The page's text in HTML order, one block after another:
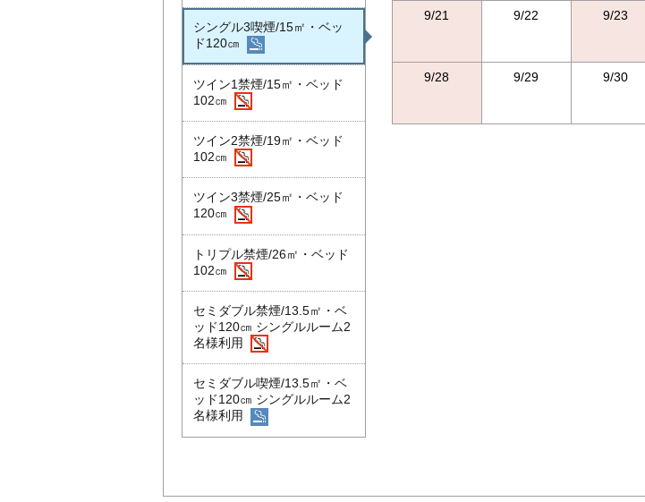
シングル3喫煙/15㎡・ベッ
ド120㎝
ツイン1禁煙/15㎡・ベッド
102㎝
ツイン2禁煙/19㎡・ベッド
102㎝
ツイン3禁煙/25㎡・ベッド
120㎝
トリプル禁煙/26㎡・ベッド
102㎝
セミダブル禁煙/13.5㎡・ベ
ッド120㎝ シングルルーム2
名様利用
セミダブル喫煙/13.5㎡・ベ
ッド120㎝ シングルルーム2
名様利用
9/21 9/22 9/23
9/28 9/29 9/30